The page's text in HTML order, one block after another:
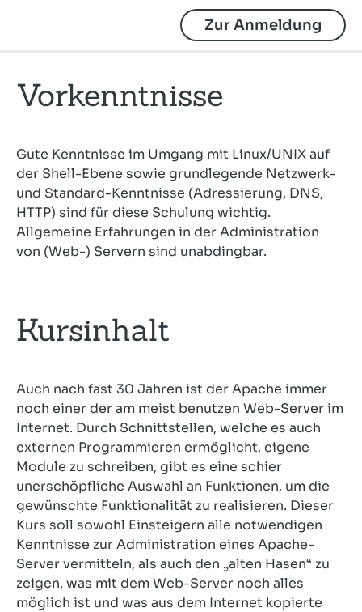
Zur Anmeldung
Vorkenntnisse
Gute Kenntnisse im Umgang mit Linux/UNIX auf
der Shell-Ebene sowie grundlegende Netzwerk-
und Standard-Kenntnisse (Adressierung, DNS,
HTTP) sind für diese Schulung wichtig.
Allgemeine Erfahrungen in der Administration
von (Web-) Servern sind unabdingbar.
Kursinhalt
Auch nach fast 30 Jahren ist der Apache immer
noch einer der am meist benutzen Web-Server im
Internet. Durch Schnittstellen, welche es auch
externen Programmieren ermöglicht, eigene
Module zu schreiben, gibt es eine schier
unerschöpfliche Auswahl an Funktionen, um die
gewünschte Funktionalität zu realisieren. Dieser
Kurs soll sowohl Einsteigern alle notwendigen
Kenntnisse zur Administration eines Apache-
Server vermitteln, als auch den „alten Hasen“ zu
zeigen, was mit dem Web-Server noch alles
möglich ist und was aus dem Internet kopierte